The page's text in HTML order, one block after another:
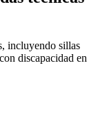
incluyendo sillas
discapacidad en